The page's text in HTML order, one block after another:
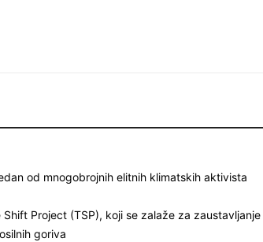
od mnogobrojnih elitnih klimatskih aktivista
Project (TSP), koji se zalaže za zaustavljanje
goriva